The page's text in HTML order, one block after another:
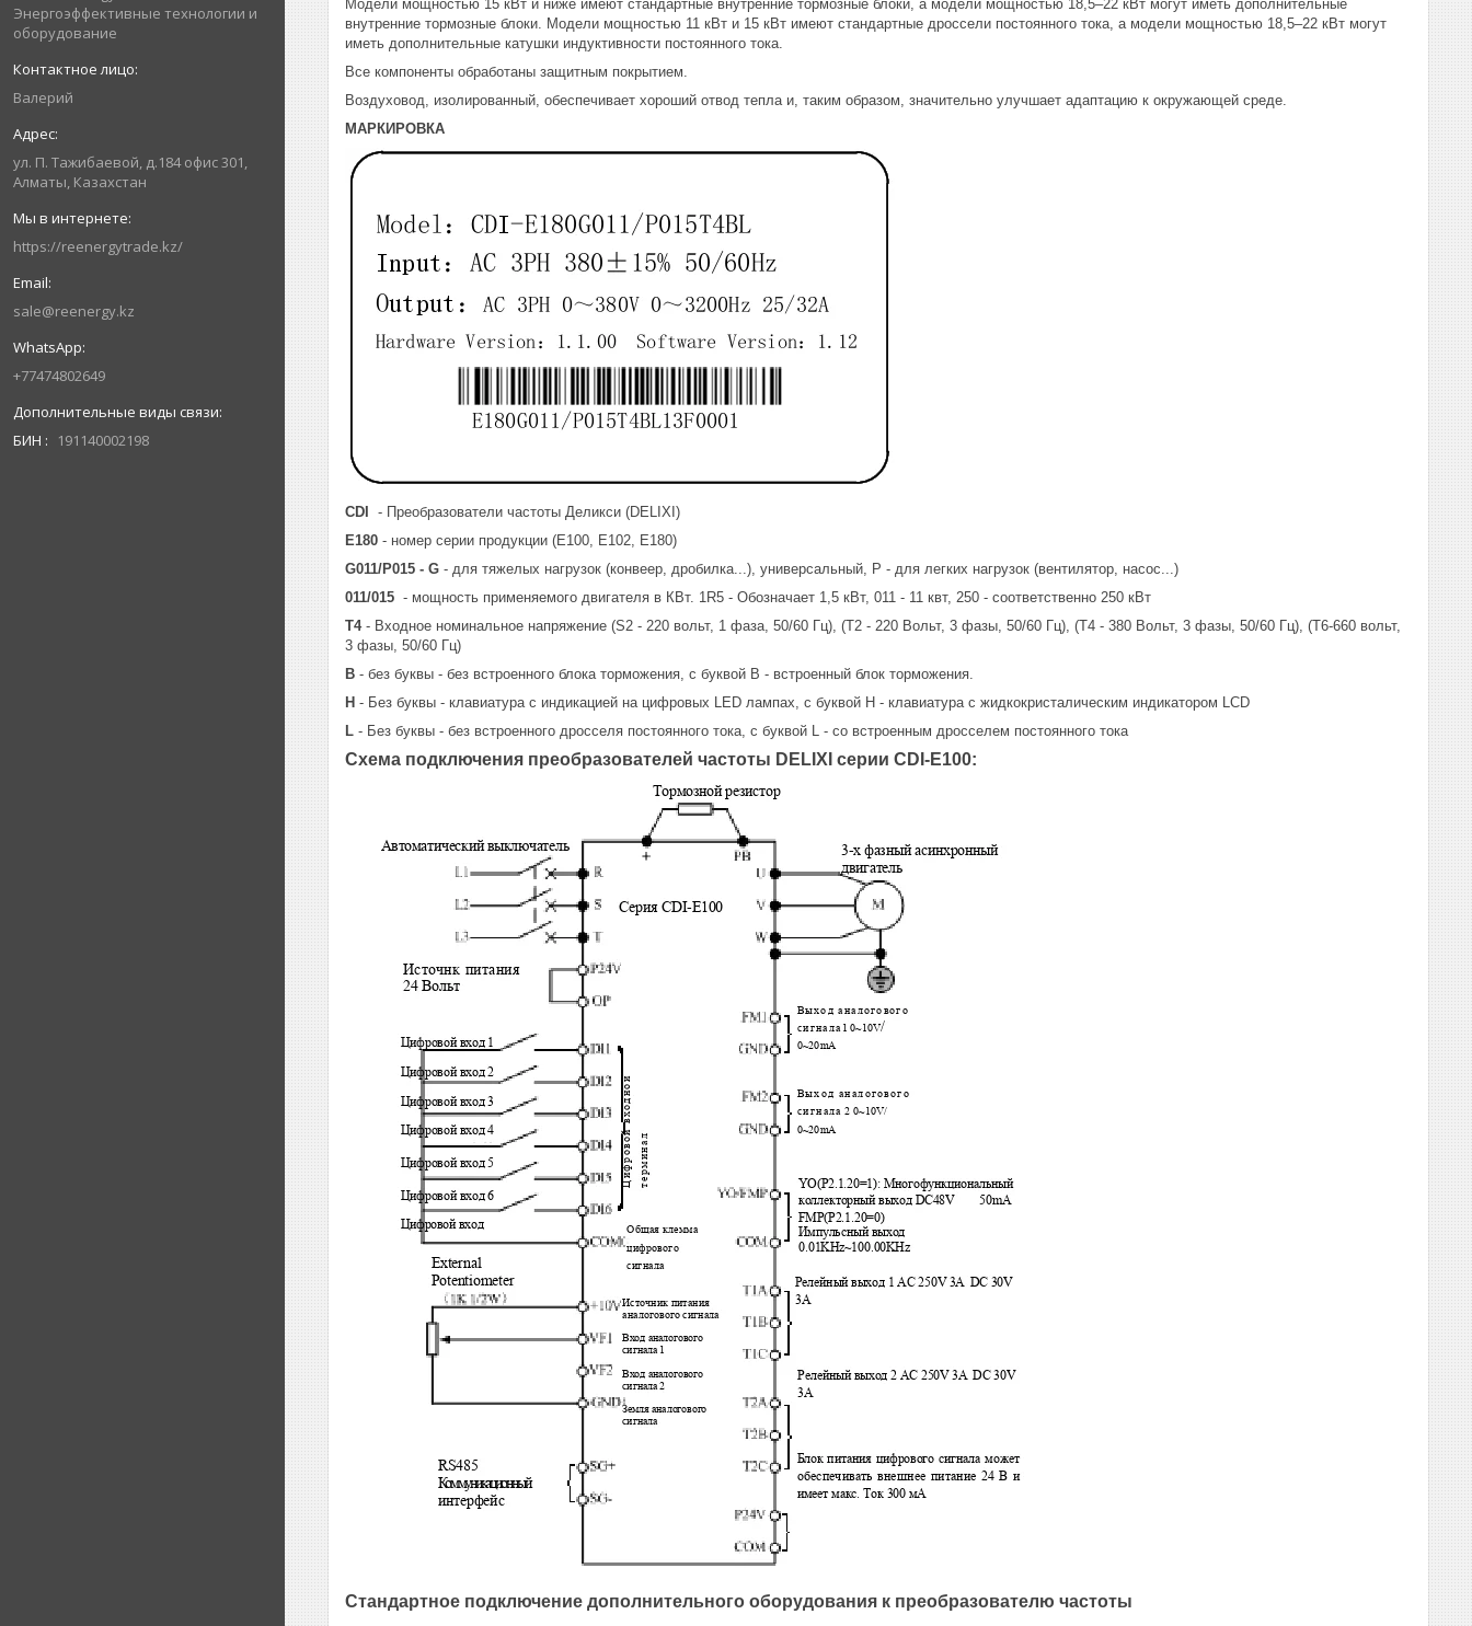
Энергоэффективные технологии и
оборудование
Валерий
ул. П. Тажибаевой, д.184 офис 301,
Алматы, Казахстан
https://reenergytrade.kz/
sale@reenergy.kz
+77474802649
БИН 191140002198
Модели мощностью 15 кВт и ниже имеют стандартные внутренние тормозные блоки, а модели мощностью 18,5–22 кВт могут иметь дополнительные
внутренние тормозные блоки. Модели мощностью 11 кВт и 15 кВт имеют стандартные дроссели постоянного тока, а модели мощностью 18,5–22 кВт могут
иметь дополнительные катушки индуктивности постоянного тока.
Все компоненты обработаны защитным покрытием.
Воздуховод, изолированный, обеспечивает хороший отвод тепла и, таким образом, значительно улучшает адаптацию к окружающей среде.
МАРКИРОВКА
CDI
- Преобразователи частоты Деликси (DELIXI)
E180 - номер серии продукции (Е100, Е102, Е180)
G011/P015 - G - для тяжелых нагрузок (конвеер, дробилка...), универсальный, Р - для легких нагрузок (вентилятор, насос...)
011/015 - мощность применяемого двигателя в КВт. 1R5 - Обозначает 1,5 кВт, 011 - 11 квт, 250 - соответственно 250 кВт
Т4- Входное номинальное напряжение (S2 - 220 вольт, 1 фаза, 50/60 Гц), (Т2 - 220 Вольт, 3 фазы, 50/60 Гц), (Т4 - 380 Вольт, 3 фазы, 50/60 Гц), (Т6-660 вольт,
3 фазы, 50/60 Гц)
В - без буквы - без встроенного блока торможения, с буквой В - встроенный блок торможения.
Н - Без буквы - клавиатура с индикацией на цифровых LED лампах, с буквой Н - клавиатура с жидкокристалическим индикатором LCD
L - Без буквы - без встроенного дросселя постоянного тока, с буквой L - со встроенным дросселем постоянного тока
Схема подключения преобразователей частоты DELIXI серии CDI-E100:
Стандартное подключение дополнительного оборудования к преобразователю частоты